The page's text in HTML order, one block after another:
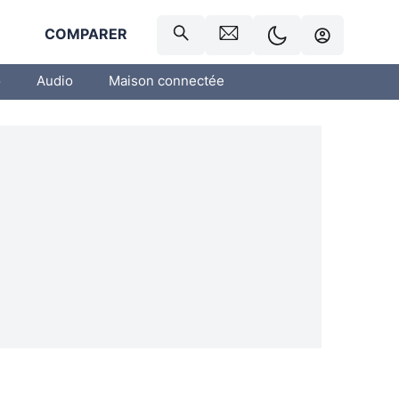
COMPARER
Audio Maison connectée